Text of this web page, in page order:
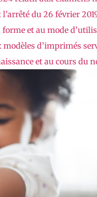
du 26 février
et au mode
d’imprimés
et au cours du